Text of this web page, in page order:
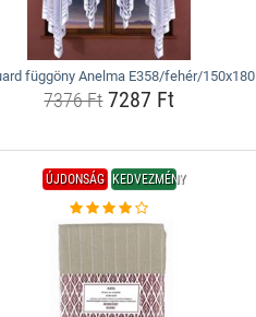
függöny Anelma E358/fehér/150x180
7376 Ft7287 Ft
ÚJDONSÁG KEDVEZMÉNY